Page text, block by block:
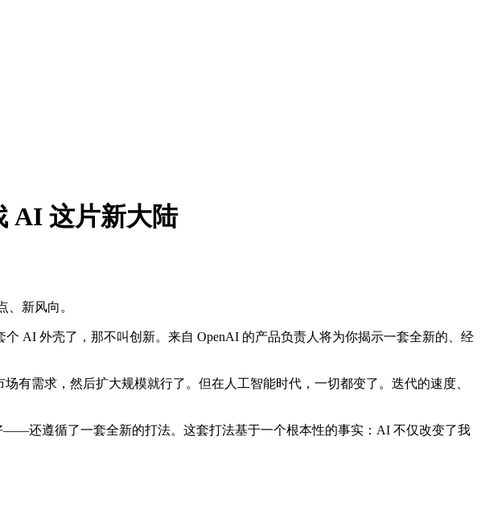
AI 这片新大陆
新风向。
AI 外壳了，那不叫创新。来自 OpenAI 的产品负责人将为你揭示一套全新的、经
有需求，然后扩大规模就行了。但在人工智能时代，一切都变了。迭代的速度、
还遵循了一套全新的打法。这套打法基于一个根本性的事实：AI 不仅改变了我